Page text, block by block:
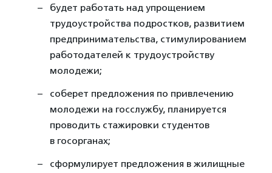
будет работать над упрощением
трудоустройства подростков, развитием
предпринимательства, стимулированием
работодателей к трудоустройству
молодежи;
соберет предложения по привлечению
молодежи на госслужбу, планируется
проводить стажировки студентов
в госорганах;
сформулирует предложения в жилищные